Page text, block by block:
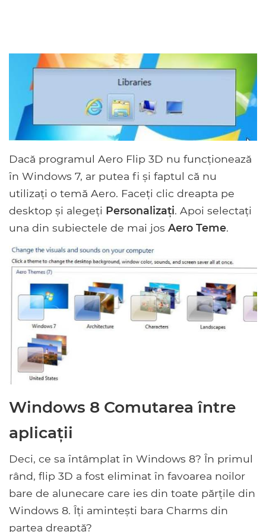
Dacă programul Aero Flip 3D nu funcționează
în Windows 7, ar putea fi și faptul că nu
utilizați o temă Aero. Faceți clic dreapta pe
desktop și alegeți Personalizați. Apoi selectați
una din subiectele de mai jos Aero Teme.
Windows 8 Comutarea între
aplicații
Deci, ce sa întâmplat în Windows 8? În primul
rând, flip 3D a fost eliminat în favoarea noilor
bare de alunecare care ies din toate părțile din
Windows 8. Îți amintești bara Charms din
partea dreaptă?